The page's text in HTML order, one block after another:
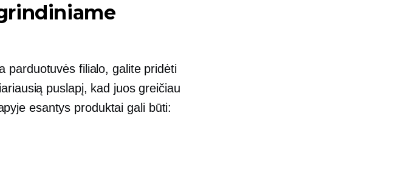
parduotuvės filialo, galite pridėti
puslapį, kad juos greičiau
esantys produktai gali būti: